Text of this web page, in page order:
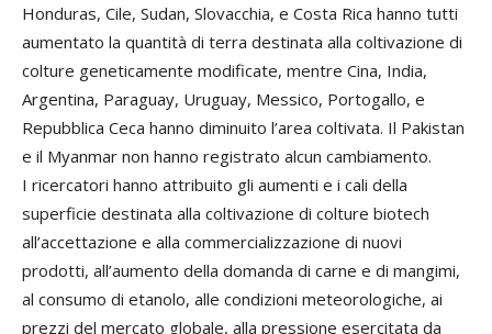
Honduras, Cile, Sudan, Slovacchia, e Costa Rica hanno tutti
aumentato la quantità di terra destinata alla coltivazione di
colture geneticamente modificate, mentre Cina, India,
Argentina, Paraguay, Uruguay, Messico, Portogallo, e
Repubblica Ceca hanno diminuito l’area coltivata. Il Pakistan
e il Myanmar non hanno registrato alcun cambiamento.
I ricercatori hanno attribuito gli aumenti e i cali della
superficie destinata alla coltivazione di colture biotech
all’accettazione e alla commercializzazione di nuovi
prodotti, all’aumento della domanda di carne e di mangimi,
al consumo di etanolo, alle condizioni meteorologiche, ai
prezzi del mercato globale, alla pressione esercitata da